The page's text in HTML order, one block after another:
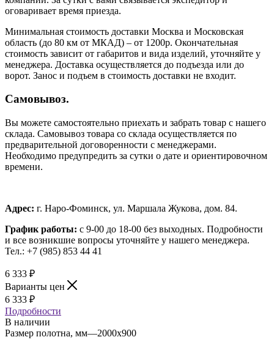
оговаривает время приезда.
Минимальная стоимость доставки Москва и Московская
область (до 80 км от МКАД) – от 1200р. Окончательная
стоимость зависит от габаритов и вида изделий, уточняйте у
менеджера. Доставка осуществляется до подъезда или до
ворот. Занос и подъем в стоимость доставки не входит.
Самовывоз.
Вы можете самостоятельно приехать и забрать товар с нашего
склада. Самовывоз товара со склада осуществляется по
предварительной договоренности с менеджерами.
Необходимо предупредить за сутки о дате и ориентировочном
времени.
Адрес: г. Наро-Фоминск, ул. Маршала Жукова, дом. 84.
График работы: с 9-00 до 18-00 без выходных. Подробности
и все возникшие вопросы уточняйте у нашего менеджера.
Тел.: +7 (985) 853 44 41
6 333 ₽
Варианты цен
6 333 ₽
Подробности
В наличии
Размер полотна, мм—2000x900